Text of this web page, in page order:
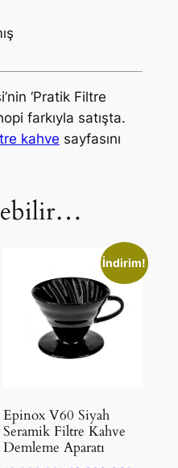
‘Pratik Filtre
farkıyla satışta.
kahve sayfasını
İndirim!
Epinox V60 Siyah
Seramik Filtre Kahve
Demleme Aparatı